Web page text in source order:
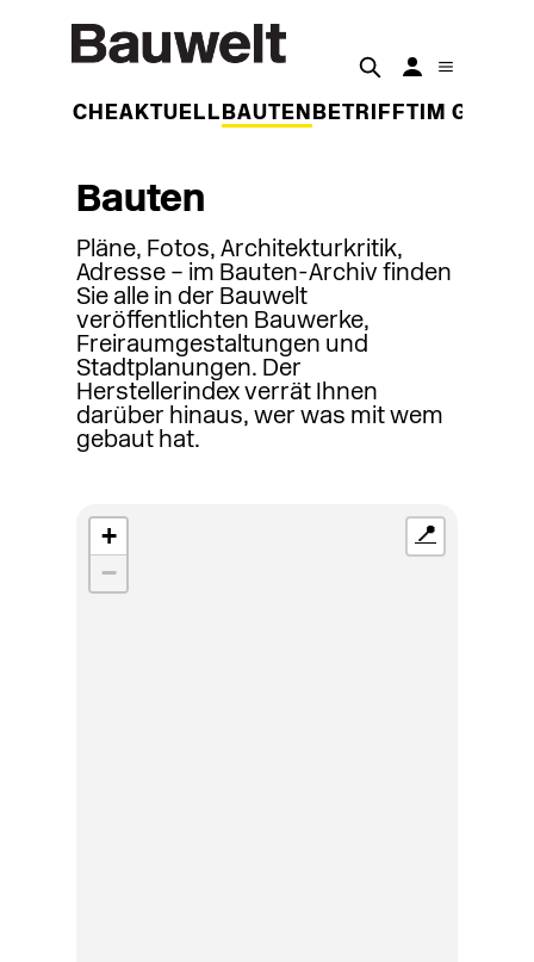
WOCHEAKTUELL BAUTEN BETRIFFT IM
Bauten
Pläne, Fotos, Architekturkritik,
Adresse – im Bauten-Archiv finden
Sie alle in der Bauwelt
veröffentlichten Bauwerke,
Freiraumgestaltungen und
Stadtplanungen. Der
Herstellerindex verrät Ihnen
darüber hinaus, wer was mit wem
gebaut hat.
+
−
📍